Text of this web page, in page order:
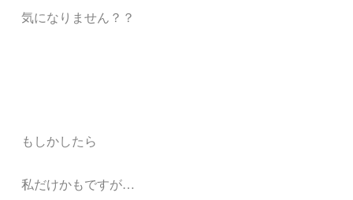
気になりません？？
もしかしたら
私だけかもですが…